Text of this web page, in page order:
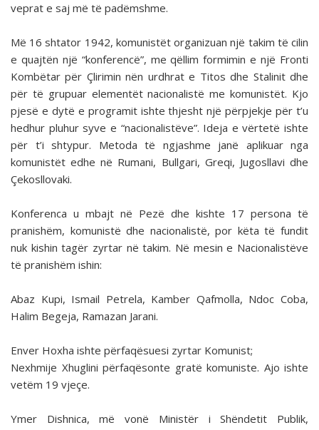
veprat e saj më të padëmshme.
Më 16 shtator 1942, komunistët organizuan një takim të cilin
e quajtën një “konferencë”, me qëllim formimin e një Fronti
Kombëtar për Çlirimin nën urdhrat e Titos dhe Stalinit dhe
për të grupuar elementët nacionalistë me komunistët. Kjo
pjesë e dytë e programit ishte thjesht një përpjekje për t’u
hedhur pluhur syve e “nacionalistëve”. Ideja e vërtetë ishte
për t’i shtypur. Metoda të ngjashme janë aplikuar nga
komunistët edhe në Rumani, Bullgari, Greqi, Jugosllavi dhe
Çekosllovaki.
Konferenca u mbajt në Pezë dhe kishte 17 persona të
pranishëm, komunistë dhe nacionalistë, por këta të fundit
nuk kishin tagër zyrtar në takim. Në mesin e Nacionalistëve
të pranishëm ishin:
Abaz Kupi, Ismail Petrela, Kamber Qafmolla, Ndoc Coba,
Halim Begeja, Ramazan Jarani.
Enver Hoxha ishte përfaqësuesi zyrtar Komunist;
Nexhmije Xhuglini përfaqësonte gratë komuniste. Ajo ishte
vetëm 19 vjeçe.
Ymer Dishnica, më vonë Ministër i Shëndetit Publik,